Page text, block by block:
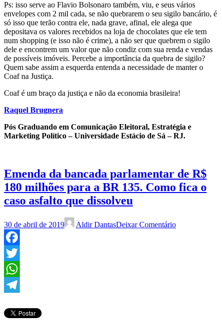
Ps: isso serve ao Flavio Bolsonaro também, viu, e seus vários
envelopes com 2 mil cada, se não quebrarem o seu sigilo bancário, é
só isso que terão contra ele, nada grave, afinal, ele alega que
depositava os valores recebidos na loja de chocolates que ele tem
num shopping (e isso não é crime), a não ser que quebrem o sigilo
dele e encontrem um valor que não condiz com sua renda e vendas
de possíveis imóveis. Percebe a importância da quebra de sigilo?
Quem sabe assim a esquerda entenda a necessidade de manter o
Coaf na Justiça.
Coaf é um braço da justiça e não da economia brasileira!
Raquel Brugnera
Pós Graduando em Comunicação Eleitoral, Estratégia e
Marketing Político – Universidade Estácio de Sá – RJ.
Emenda da bancada parlamentar de R$
180 milhões para a BR 135. Como fica o
caso asfalto que dissolveu
30 de abril de 2019 Aldir DantasDeixar Comentário
Facebook
Twitter
WhatsApp